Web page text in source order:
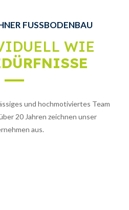
FUSSBODENBAU
WIE
und hochmotiviertes Team
20 Jahren zeichnen unser
aus.